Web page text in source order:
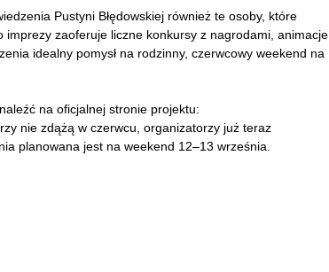
Pustyni Błędowskiej również te osoby, które
imprezy zaoferuje liczne konkursy z nagrodami, animacje
idealny pomysł na rodzinny, czerwcowy weekend na
na oficjalnej stronie projektu:
nie zdążą w czerwcu, organizatorzy już teraz
planowana jest na weekend 12–13 września.